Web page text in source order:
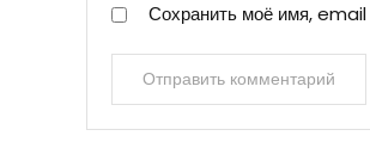
Сохранить моё имя, email